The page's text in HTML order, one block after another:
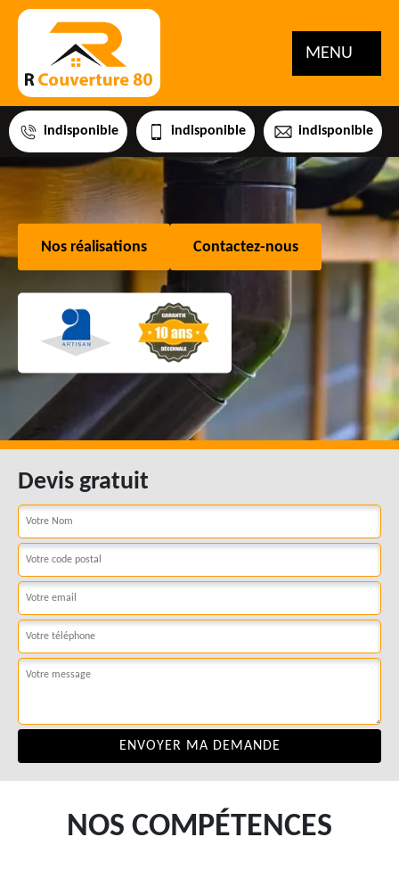
MENU
indisponible indisponible indisponible
Nos réalisations Contactez-nous
Devis gratuit
NOS COMPÉTENCES